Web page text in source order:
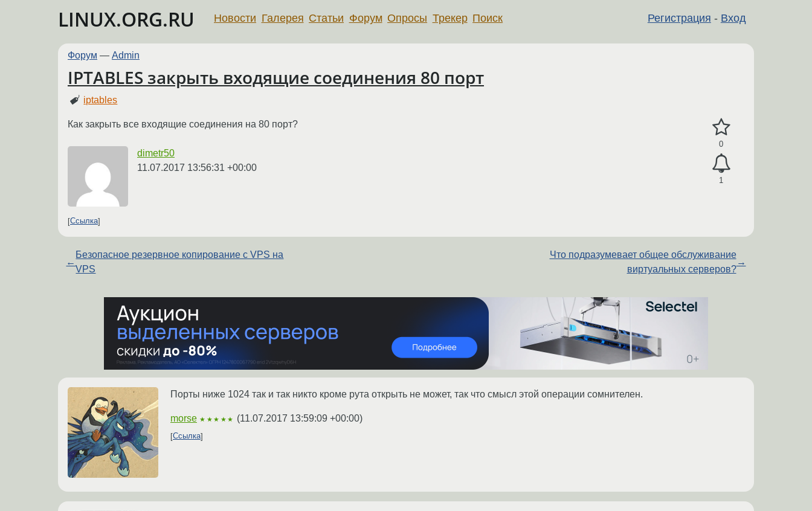
LINUX.ORG.RU Регистрация - Вход
Новости Галерея Статьи Форум Опросы Трекер Поиск
Форум — Admin
IPTABLES закрыть входящие соединения 80 порт
iptables
0
1
Как закрыть все входящие соединения на 80 порт?
dimetr50
11.07.2017 13:56:31 +00:00
Ссылка
←
Безопасное резервное копирование с VPS на
VPS
Что подразумевает общее обслуживание
виртуальных серверов?
→
Порты ниже 1024 так и так никто кроме рута открыть не может, так что смысл этой операции сомнителен.
morse ★★★★★ (11.07.2017 13:59:09 +00:00)
Ссылка